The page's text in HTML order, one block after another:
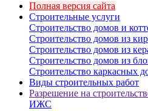
Полная версия сайта
Строительные услуги
Строительство домов и
Строительство домов из
Строительство домов из
Строительство домов из
Строительство каркасных
Виды строительных работ
Разрешение на
ИЖС